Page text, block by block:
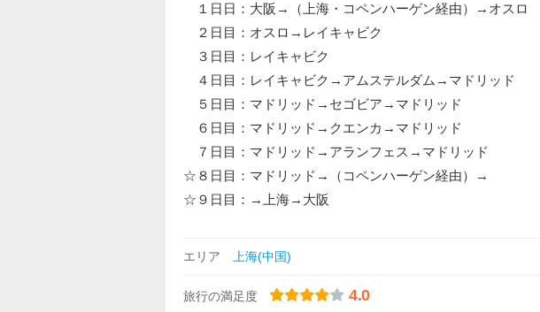
１日日：大阪→（上海・コペンハーゲン経由）→オスロ
２日目：オスロ→レイキャビク
３日目：レイキャビク
４日目：レイキャビク→アムステルダム→マドリッド
５日目：マドリッド→セゴビア→マドリッド
６日目：マドリッド→クエンカ→マドリッド
７日目：マドリッド→アランフェス→マドリッド
☆８日目：マドリッド→（コペンハーゲン経由）→
☆９日目：→上海→大阪
エリア 上海(中国)
旅行の満足度 4.0